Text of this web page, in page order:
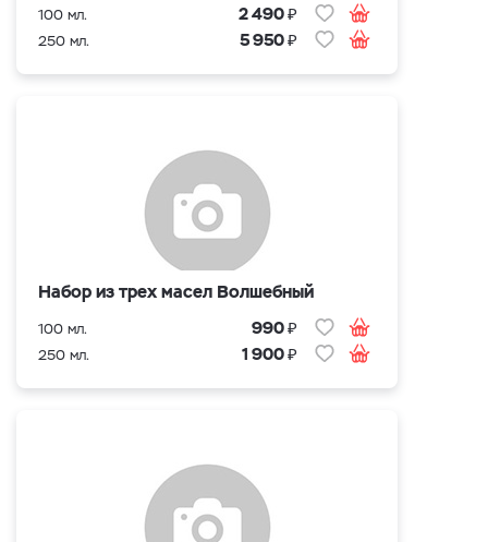
100 мл. 2 490₽
250 мл. 5 950₽
Набор из трех масел Волшебный
100 мл. 990₽
250 мл. 1 900₽